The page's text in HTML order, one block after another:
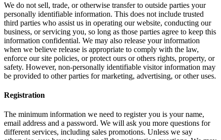
We do not sell, trade, or otherwise transfer to outside parties your
personally identifiable information. This does not include trusted
third parties who assist us in operating our website, conducting our
business, or servicing you, so long as those parties agree to keep this
information confidential. We may also release your information
when we believe release is appropriate to comply with the law,
enforce our site policies, or protect ours or others rights, property, or
safety. However, non-personally identifiable visitor information may
be provided to other parties for marketing, advertising, or other uses.
Registration
The minimum information we need to register you is your name,
email address and a password. We will ask you more questions for
different services, including sales promotions. Unless we say